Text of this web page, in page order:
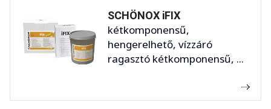
SCHÖNOX iFIX
kétkomponensű,
hengerelhető, vízzáró
ragasztó kétkomponensű, ...